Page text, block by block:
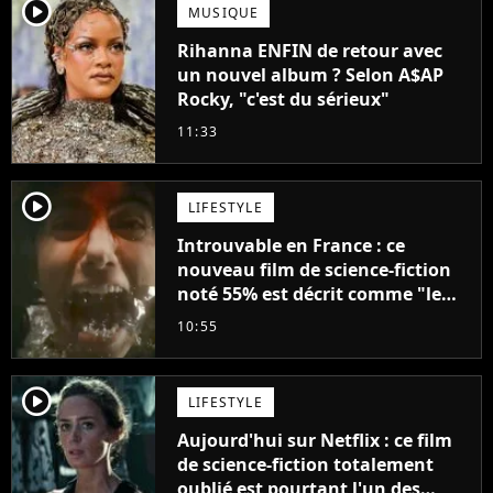
player2 MUSIQUE
Rihanna ENFIN de retour avec
un nouvel album ? Selon A$AP
Rocky, "c'est du sérieux"
11:33
player2 LIFESTYLE
Introuvable en France : ce
nouveau film de science-fiction
noté 55% est décrit comme "le
plus stupide de l'année"
10:55
player2 LIFESTYLE
Aujourd'hui sur Netflix : ce film
de science-fiction totalement